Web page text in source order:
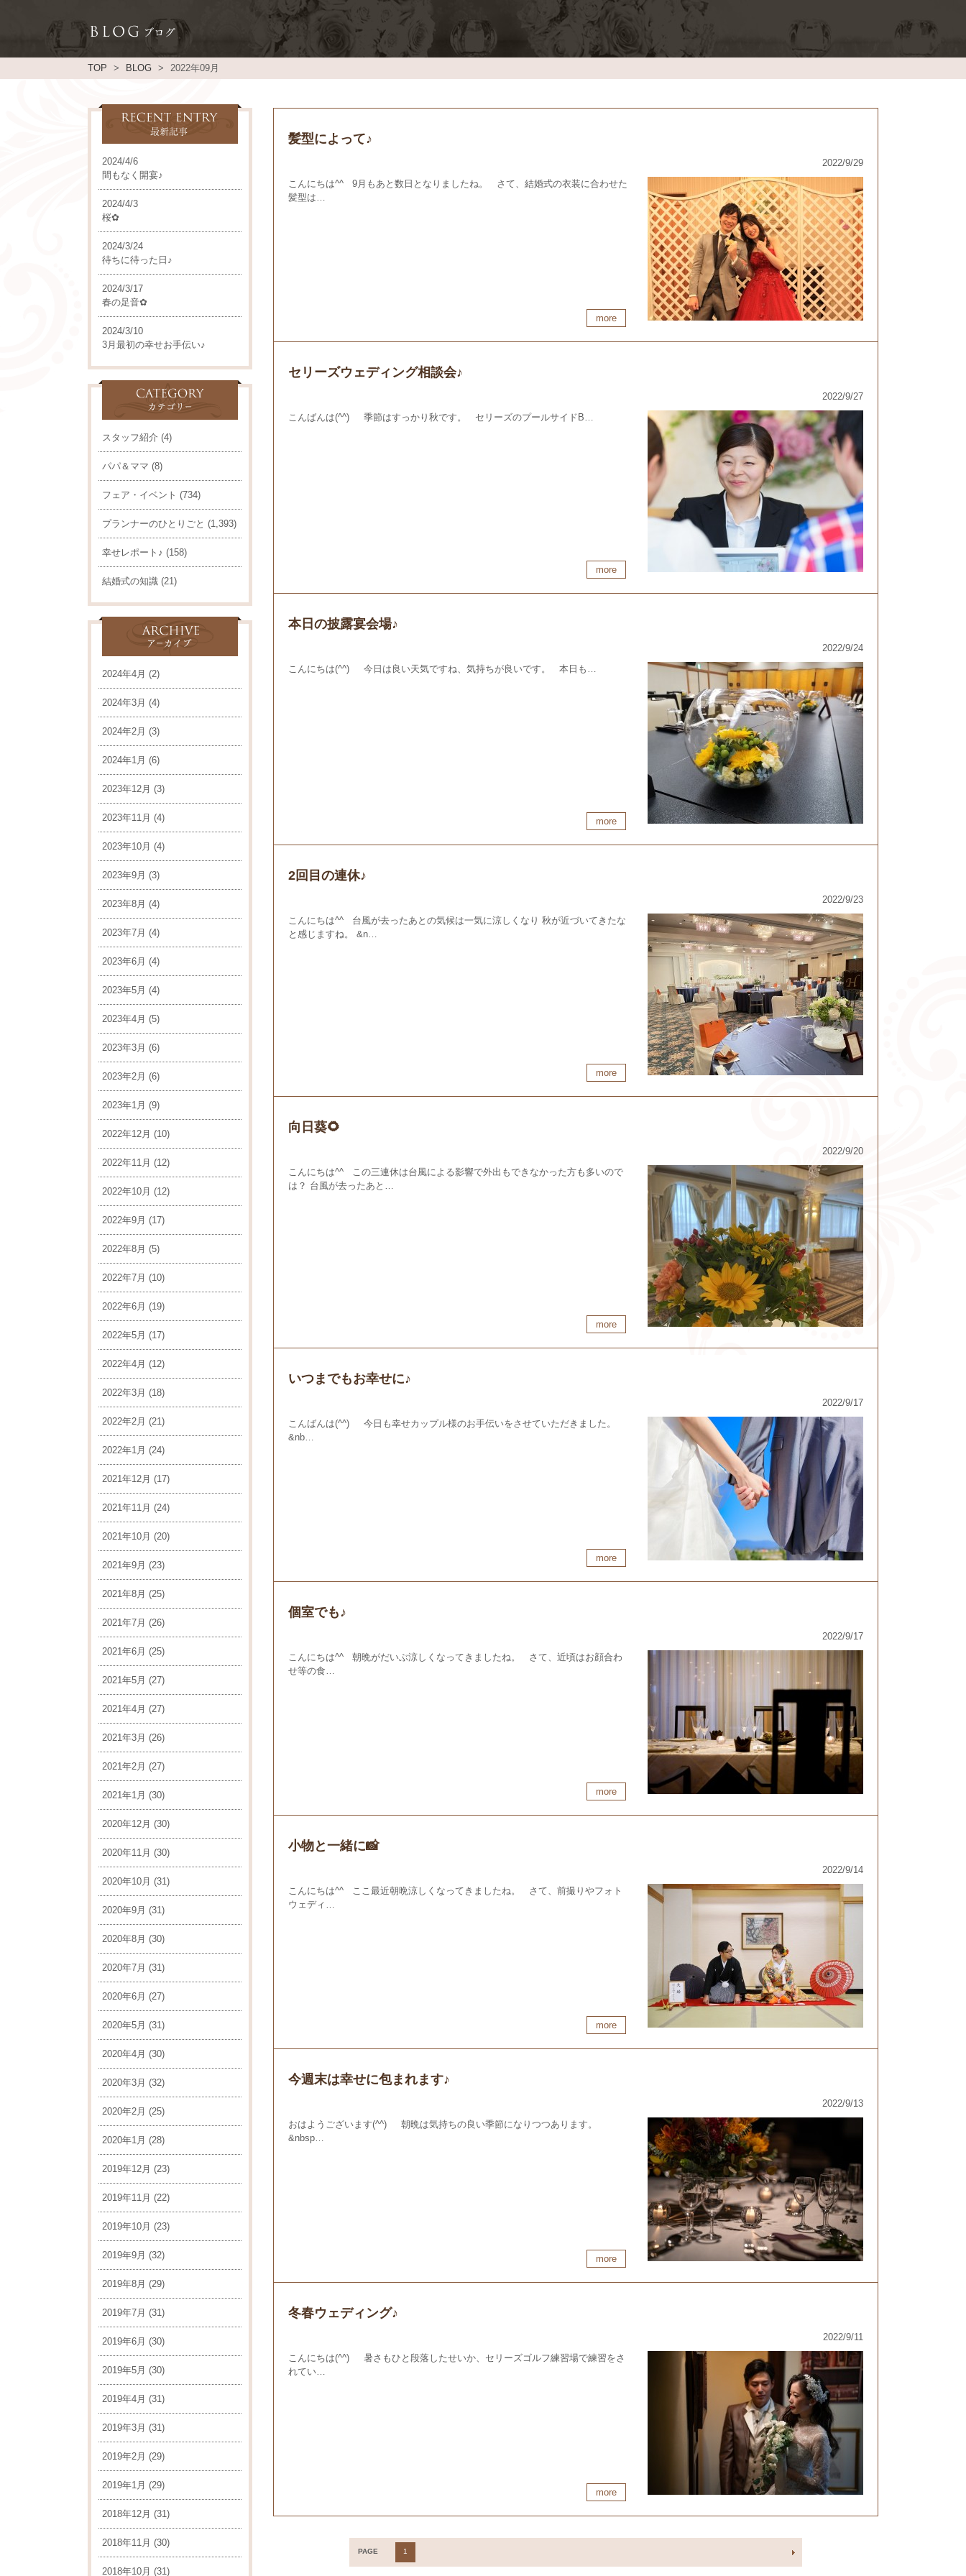
TOP BLOG 2022年09月
2024/4/6
間もなく開宴♪
2024/4/3
桜✿
2024/3/24
待ちに待った日♪
2024/3/17
春の足音✿
2024/3/10
3月最初の幸せお手伝い♪
スタッフ紹介 (4)
パパ＆ママ (8)
フェア・イベント (734)
プランナーのひとりごと (1,393)
幸せレポート♪ (158)
結婚式の知識 (21)
2024年4月 (2)
2024年3月 (4)
2024年2月 (3)
2024年1月 (6)
2023年12月 (3)
2023年11月 (4)
2023年10月 (4)
2023年9月 (3)
2023年8月 (4)
2023年7月 (4)
2023年6月 (4)
2023年5月 (4)
2023年4月 (5)
2023年3月 (6)
2023年2月 (6)
2023年1月 (9)
2022年12月 (10)
2022年11月 (12)
2022年10月 (12)
2022年9月 (17)
2022年8月 (5)
2022年7月 (10)
2022年6月 (19)
2022年5月 (17)
2022年4月 (12)
2022年3月 (18)
2022年2月 (21)
2022年1月 (24)
2021年12月 (17)
2021年11月 (24)
2021年10月 (20)
2021年9月 (23)
2021年8月 (25)
2021年7月 (26)
2021年6月 (25)
2021年5月 (27)
2021年4月 (27)
2021年3月 (26)
2021年2月 (27)
2021年1月 (30)
2020年12月 (30)
2020年11月 (30)
2020年10月 (31)
2020年9月 (31)
2020年8月 (30)
2020年7月 (31)
2020年6月 (27)
2020年5月 (31)
2020年4月 (30)
2020年3月 (32)
2020年2月 (25)
2020年1月 (28)
2019年12月 (23)
2019年11月 (22)
2019年10月 (23)
2019年9月 (32)
2019年8月 (29)
2019年7月 (31)
2019年6月 (30)
2019年5月 (30)
2019年4月 (31)
2019年3月 (31)
2019年2月 (29)
2019年1月 (29)
2018年12月 (31)
2018年11月 (30)
2018年10月 (31)
髪型によって♪
2022/9/29
こんにちは^^ 9月もあと数日となりましたね。 さて、結婚式の衣装に合わせた
髪型は…
more
セリーズウェディング相談会♪
2022/9/27
こんばんは(^^) 季節はすっかり秋です。 セリーズのプールサイドB…
more
本日の披露宴会場♪
2022/9/24
こんにちは(^^) 今日は良い天気ですね、気持ちが良いです。 本日も…
more
2回目の連休♪
2022/9/23
こんにちは^^ 台風が去ったあとの気候は一気に涼しくなり 秋が近づいてきたな
と感じますね。 &n…
more
向日葵🌻
2022/9/20
こんにちは^^ この三連休は台風による影響で外出もできなかった方も多いので
は？ 台風が去ったあと…
more
いつまでもお幸せに♪
2022/9/17
こんばんは(^^) 今日も幸せカップル様のお手伝いをさせていただきました。
&nb…
more
個室でも♪
2022/9/17
こんにちは^^ 朝晩がだいぶ涼しくなってきましたね。 さて、近頃はお顔合わ
せ等の食…
more
小物と一緒に📸
2022/9/14
こんにちは^^ ここ最近朝晩涼しくなってきましたね。 さて、前撮りやフォト
ウェディ…
more
今週末は幸せに包まれます♪
2022/9/13
おはようございます(^^) 朝晩は気持ちの良い季節になりつつあります。
&nbsp…
more
冬春ウェディング♪
2022/9/11
こんにちは(^^) 暑さもひと段落したせいか、セリーズゴルフ練習場で練習をさ
れてい…
more
1